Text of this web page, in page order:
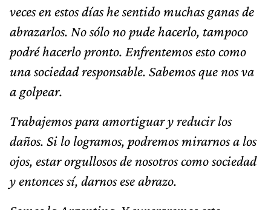
veces en estos días he sentido muchas ganas de
abrazarlos. No sólo no pude hacerlo, tampoco
podré hacerlo pronto. Enfrentemos esto como
una sociedad responsable. Sabemos que nos va
a golpear.
Trabajemos para amortiguar y reducir los
daños. Si lo logramos, podremos mirarnos a los
ojos, estar orgullosos de nosotros como sociedad
y entonces sí, darnos ese abrazo.